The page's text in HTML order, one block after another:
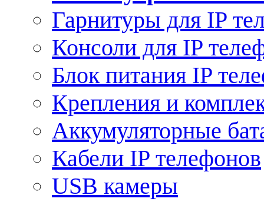
Гарнитуры для IP
Консоли для IP
Блок питания IP
Крепления и
Аккумуляторные
Кабели IP телефонов
USB камеры